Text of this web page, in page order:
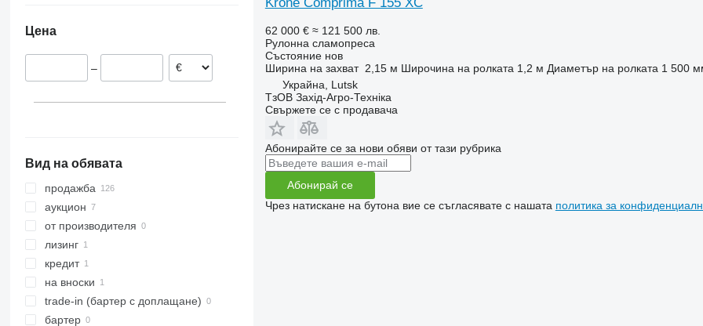
Нидерландия
Унгария
Цена
–
Вид на обявата
продажба
аукцион
от производителя
лизинг
кредит
на вноски
trade-in (бартер с доплащане)
бартер
62 000 € ≈ 121 500 лв.
Рулонна сламопреса
Състояниенов
Ширина на захват 2,15 м Широчина на ролката 1,2 м Диаметър на ролката 1 500
Украйна, Lutsk
ТзОВ Захід-Агро-Техніка
Свържете се с продавача
Абонирайте се за нови обяви от тази рубрика
Абонирай се
Чрез натискане на бутона вие се съгласявате с нашата политика за